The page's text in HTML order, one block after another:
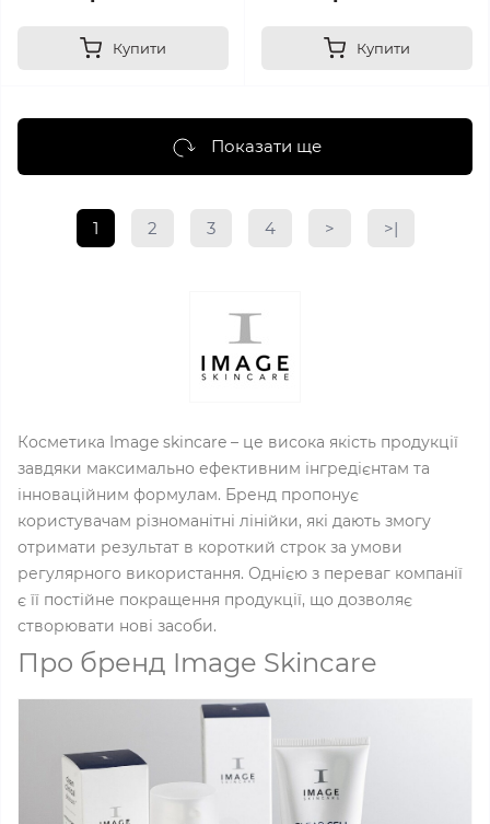
Купити Купити
Показати ще
1 2 3 4 > >|
Косметика Image skincare – це висока якість продукції
завдяки максимально ефективним інгредієнтам та
інноваційним формулам. Бренд пропонує
користувачам різноманітні лінійки, які дають змогу
отримати результат в короткий строк за умови
регулярного використання. Однією з переваг компанії
є її постійне покращення продукції, що дозволяє
створювати нові засоби.
Про бренд Image Skincare